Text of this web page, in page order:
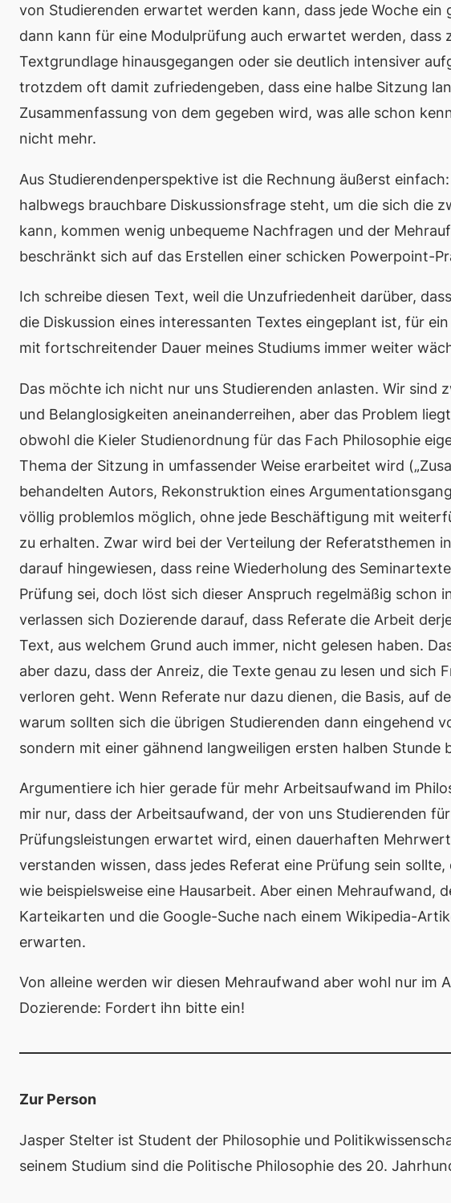
von Studierenden erwartet werden kann, dass jede Woche
dann kann für eine Modulprüfung auch erwartet werden, dass
Textgrundlage hinausgegangen oder sie deutlich intensiver
trotzdem oft damit zufriedengeben, dass eine halbe Sitzung
Zusammenfassung von dem gegeben wird, was alle schon
nicht mehr.
Aus Studierendenperspektive ist die Rechnung äußerst
halbwegs brauchbare Diskussionsfrage steht, um die sich die
kann, kommen wenig unbequeme Nachfragen und der
beschränkt sich auf das Erstellen einer schicken Powerpoint-
Ich schreibe diesen Text, weil die Unzufriedenheit darüber,
die Diskussion eines interessanten Textes eingeplant ist, für
mit fortschreitender Dauer meines Studiums immer weiter
Das möchte ich nicht nur uns Studierenden anlasten. Wir sind
und Belanglosigkeiten aneinanderreihen, aber das Problem
obwohl die Kieler Studienordnung für das Fach Philosophie
Thema der Sitzung in umfassender Weise erarbeitet wird
behandelten Autors, Rekonstruktion eines
völlig problemlos möglich, ohne jede Beschäftigung mit
zu erhalten. Zwar wird bei der Verteilung der Referatsthemen
darauf hingewiesen, dass reine Wiederholung des
Prüfung sei, doch löst sich dieser Anspruch regelmäßig schon
verlassen sich Dozierende darauf, dass Referate die Arbeit
Text, aus welchem Grund auch immer, nicht gelesen haben.
aber dazu, dass der Anreiz, die Texte genau zu lesen und sich
verloren geht. Wenn Referate nur dazu dienen, die Basis, auf
warum sollten sich die übrigen Studierenden dann eingehend
sondern mit einer gähnend langweiligen ersten halben Stunde
Argumentiere ich hier gerade für mehr Arbeitsaufwand im
mir nur, dass der Arbeitsaufwand, der von uns Studierenden
Prüfungsleistungen erwartet wird, einen dauerhaften
verstanden wissen, dass jedes Referat eine Prüfung sein
wie beispielsweise eine Hausarbeit. Aber einen Mehraufwand,
Karteikarten und die Google-Suche nach einem Wikipedia-
erwarten.
Von alleine werden wir diesen Mehraufwand aber wohl nur im
Dozierende: Fordert ihn bitte ein!
Zur Person
Jasper Stelter ist Student der Philosophie und
seinem Studium sind die Politische Philosophie des 20.